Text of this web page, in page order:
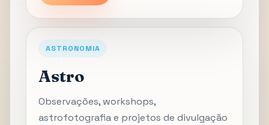
ASTRONOMIA
Astro
Observações, workshops,
astrofotografia e projetos de divulgação